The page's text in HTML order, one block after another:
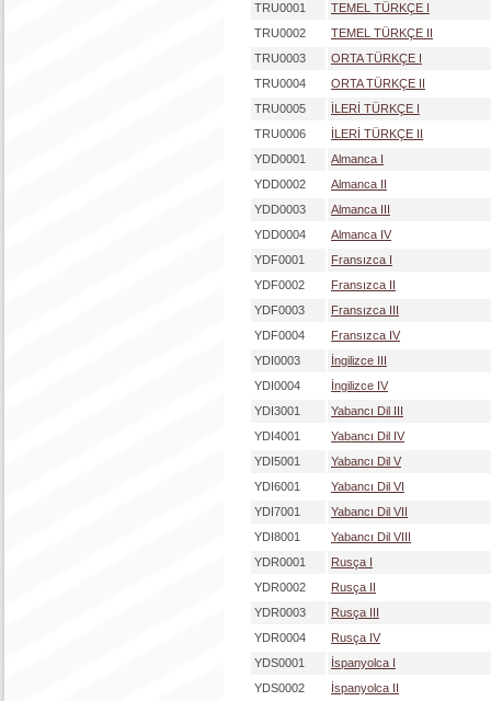
TRU0001
TEMEL TÜRKÇE I
TRU0002
TEMEL TÜRKÇE II
TRU0003
ORTA TÜRKÇE I
TRU0004
ORTA TÜRKÇE II
TRU0005
İLERİ TÜRKÇE I
TRU0006
İLERİ TÜRKÇE II
YDD0001
Almanca I
YDD0002
Almanca II
YDD0003
Almanca III
YDD0004
Almanca IV
YDF0001
Fransızca I
YDF0002
Fransızca II
YDF0003
Fransızca III
YDF0004
Fransızca IV
YDI0003
İngilizce III
YDI0004
İngilizce IV
YDI3001
Yabancı Dil III
YDI4001
Yabancı Dil IV
YDI5001
Yabancı Dil V
YDI6001
Yabancı Dil VI
YDI7001
Yabancı Dil VII
YDI8001
Yabancı Dil VIII
YDR0001
Rusça I
YDR0002
Rusça II
YDR0003
Rusça III
YDR0004
Rusça IV
YDS0001
İspanyolca I
YDS0002
İspanyolca II